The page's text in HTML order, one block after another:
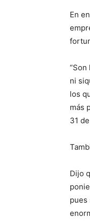
En
ni
los
más
31
Dijo
pues